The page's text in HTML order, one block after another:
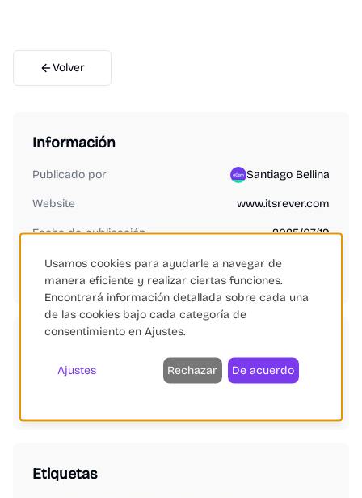
Volver
Información
Publicado por Santiago Bellina
Website www.itsrever.com
Fecha de publicación 2025/07/19
¿Es tu producto o empresa? Reclamar ficha gratis
Fidelización de Clientes
Etiquetas
Usamos cookies para ayudarle a navegar de
manera eficiente y realizar ciertas funciones.
Encontrará información detallada sobre cada una
de las cookies bajo cada categoría de
consentimiento en Ajustes.
Ajustes Rechazar De acuerdo